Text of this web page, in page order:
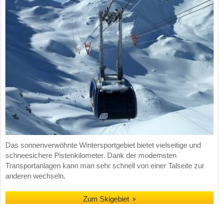
Das sonnenverwöhnte Wintersportgebiet bietet vielseitige und
schneesichere Pistenkilometer. Dank der modernsten
Transportanlagen kann man sehr schnell von einer Talseite zur
anderen wechseln.
Zum Skigebiet